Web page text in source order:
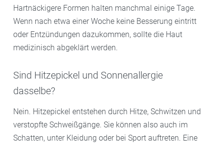
Hartnäckigere Formen halten manchmal einige Tage.
Wenn nach etwa einer Woche keine Besserung eintritt
oder Entzündungen dazukommen, sollte die Haut
medizinisch abgeklärt werden.
Sind Hitzepickel und Sonnenallergie
dasselbe?
Nein. Hitzepickel entstehen durch Hitze, Schwitzen und
verstopfte Schweißgänge. Sie können also auch im
Schatten, unter Kleidung oder bei Sport auftreten. Eine